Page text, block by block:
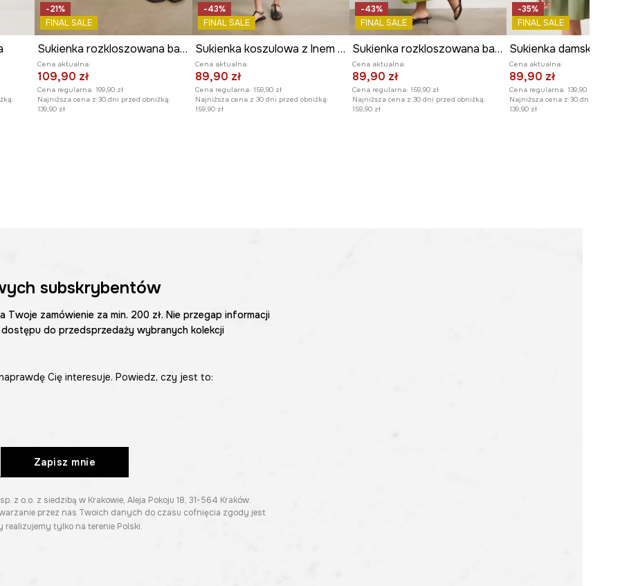
-21%
FINAL SALE
Sukienka rozkloszowana bawełniana z haftami
Cena aktualna:
109,90 zł
Cena regularna: 199,90 zł
Najniższa cena z 30 dni przed obniżką:
139,90 zł
-43%
FINAL SALE
Sukienka koszulowa z lnem gładka
Cena aktualna:
89,90 zł
Cena regularna: 159,90 zł
Najniższa cena z 30 dni przed obniżką:
159,90 zł
-43%
FINAL SALE
Sukienka rozkloszowana bawełniana z elastanem gładka
Cena aktualna:
89,90 zł
Cena regularna: 159,90 zł
Najniższa cena z 30 dni przed obniżką:
159,90 zł
-35%
FINAL SALE
Cena aktualna:
89,90 zł
Cena regularna: 139,90 zł
Najniższa cena z 30 dni przed
139,90 zł
subskrybentów
zamówienie za min. 200 zł. Nie przegap informacji
do przedsprzedaży wybranych kolekcji
Cię interesuje. Powiedz, czy jest to:
Zapisz mnie
o.o. z siedzibą w Krakowie, Aleja Pokoju 18, 31-564 Kraków.
przez nas Twoich danych do czasu cofnięcia zgody jest
realizujemy tylko na terenie Polski.